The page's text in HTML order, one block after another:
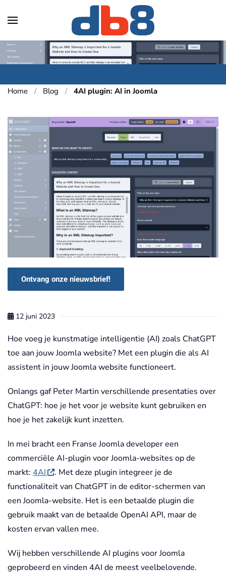
Skip to main content
Home Blog 4AI plugin: AI in Joomla
Ontvang onze nieuwsbrief!
12 juni 2023
Hoe voeg je kunstmatige intelligentie (AI) zoals ChatGPT
toe aan jouw Joomla website? Met een plugin die als AI
assistent in jouw Joomla website functioneert.
Onlangs gaf Peter Martin verschillende presentaties over
ChatGPT: hoe je het voor je website kunt gebruiken en
hoe je het zakelijk kunt inzetten.
In mei bracht een Franse Joomla developer een
commerciële AI-plugin voor Joomla-websites op de
markt: 4AI
. Met deze plugin integreer je de
functionaliteit van ChatGPT in de editor-schermen van
een Joomla-website. Het is een betaalde plugin die
gebruik maakt van de betaalde OpenAI API, maar de
kosten ervan vallen mee.
Wij hebben verschillende AI plugins voor Joomla
geprobeerd en vinden 4AI de meest veelbelovende.